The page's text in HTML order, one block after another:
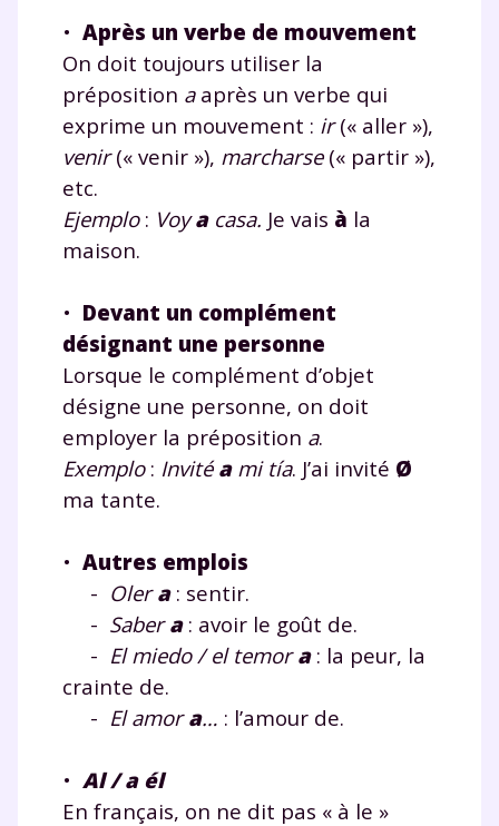
• Après un verbe de mouvement
On doit toujours utiliser la
préposition aaprès un verbe qui
exprime un mouvement : ir(« aller »),
venir(« venir »), marcharse(« partir »),
etc.
Ejemplo: Voyacasa. Je vais à la
maison.
• Devant un complément
désignant une personne
Lorsque le complément d’objet
désigne une personne, on doit
employer la préposition a.
Exemplo: Invitéami tía. J’ai invité Ø
ma tante.
• Autres emplois
- Olera: sentir.
- Sabera: avoir le goût de.
- El miedo / el temora: la peur, la
crainte de.
- El amora… : l’amour de.
• Al / a él
En français, on ne dit pas « à le »